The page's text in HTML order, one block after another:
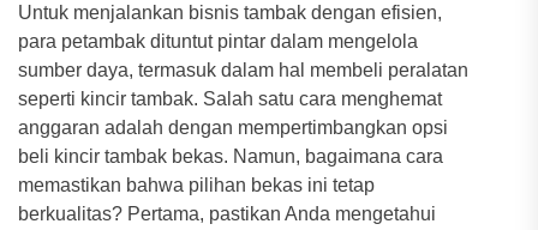
Untuk menjalankan bisnis tambak dengan efisien,
para petambak dituntut pintar dalam mengelola
sumber daya, termasuk dalam hal membeli peralatan
seperti kincir tambak. Salah satu cara menghemat
anggaran adalah dengan mempertimbangkan opsi
beli kincir tambak bekas. Namun, bagaimana cara
memastikan bahwa pilihan bekas ini tetap
berkualitas? Pertama, pastikan Anda mengetahui